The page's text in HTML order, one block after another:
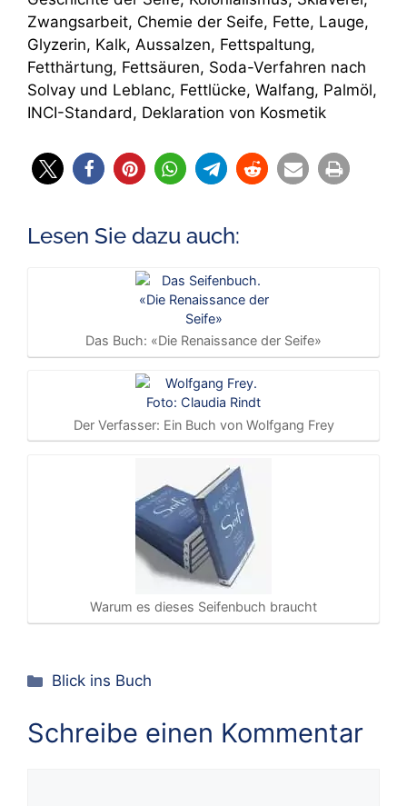
Zwangsarbeit, Chemie der Seife, Fette, Lauge,
Glyzerin, Kalk, Aussalzen, Fettspaltung,
Fetthärtung, Fettsäuren, Soda-Verfahren nach
Solvay und Leblanc, Fettlücke, Walfang, Palmöl,
INCI-Standard, Deklaration von Kosmetik
Lesen Sie dazu auch:
Das Buch: «Die Renaissance der Seife»
Der Verfasser: Ein Buch von Wolfgang Frey
Warum es dieses Seifenbuch braucht
Kategorien
Blick ins Buch
Schreibe einen Kommentar